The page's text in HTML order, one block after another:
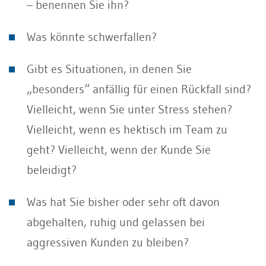
– benennen Sie ihn?
Was könnte schwerfallen?
Gibt es Situationen, in denen Sie
„besonders“ anfällig für einen Rückfall sind?
Vielleicht, wenn Sie unter Stress stehen?
Vielleicht, wenn es hektisch im Team zu
geht? Vielleicht, wenn der Kunde Sie
beleidigt?
Was hat Sie bisher oder sehr oft davon
abgehalten, ruhig und gelassen bei
aggressiven Kunden zu bleiben?